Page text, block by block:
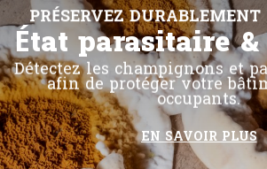
PRÉSERVEZ
État parasitaire
Détectez les champignons et
afin de protéger votre
occupants.
EN SAVOIR PLUS